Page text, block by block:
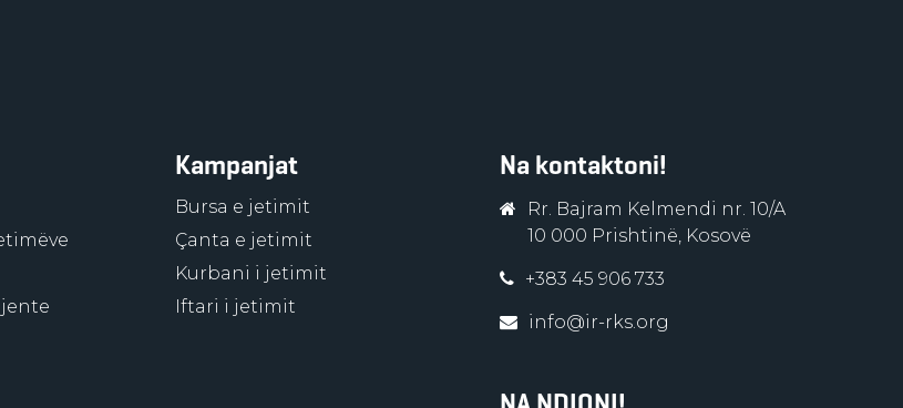
Kampanjat
Bursa e jetimit
Çanta e jetimit
Kurbani i jetimit
Iftari i jetimit
Na kontaktoni!
Rr. Bajram Kelmendi nr. 10/A
10 000 Prishtinë, Kosovë
+383 45 906 733
info@ir-rks.org